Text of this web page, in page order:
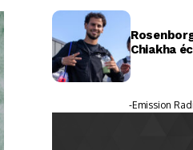
Chiakha
-Emission